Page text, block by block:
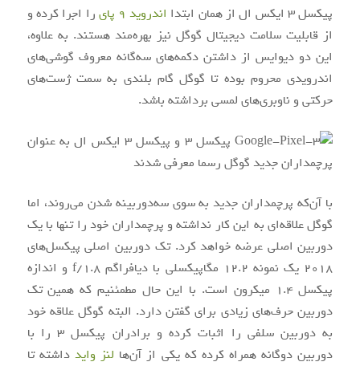
پیکسل 3 ایکس ال از همان ابتدا
اندروید 9 پای
را اجرا کرده و
از قابلیت سلامت دیجیتال گوگل نیز بهره‌مند هستند. به علاوه،
این دو دیوایس از داشتن دکمه‌های سه‌گانه معروف گوشی‌های
اندرویدی محروم بوده تا گوگل گام بلندی به سمت ژست‌های
حرکتی و ناوبری‌های لمسی برداشته باشد.
با آن‌که پرچمداران جدید به سوی سه‌دوربینه شدن می‌روند، اما
گوگل علاقه‌ای به این کار نداشته و پرچمداران خود را تنها با یک
دوربین اصلی عرضه خواهد کرد. تک دوربین اصلی پیکسل‌های
2018 یک نمونه 12.2 مگاپیکسلی با دیافراگم f/1.8 و اندازه
پیکسل 1.4 میکرون است. با این حال مطمئنیم که همین تک
دوربین حرف‌های زیادی برای گفتن دارد. البته گوگل علاقه خود
به دوربین سلفی را اثبات کرده و برادران پیکسل 3 را با
دوربین دوگانه همراه کرده که یکی از آن‌ها لنز واید داشته تا